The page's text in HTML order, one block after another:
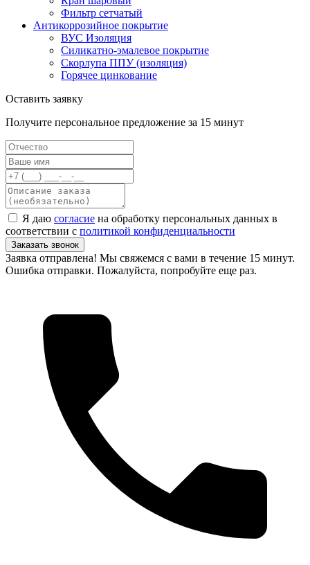
Фильтр сетчатый
Антикоррозийное покрытие
ВУС Изоляция
Силикатно-эмалевое покрытие
Скорлупа ППУ (изоляция)
Горячее цинкование
Оставить заявку
Получите персональное предложение за 15 минут
Я даю согласие на обработку персональных данных в
соответствии с политикой конфиденциальности
Заказать звонок
Заявка отправлена! Мы свяжемся с вами в течение 15 минут.
Ошибка отправки. Пожалуйста, попробуйте еще раз.